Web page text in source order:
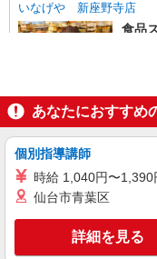
いなげや 新座野寺店
食品
魚、
て加算 ▼詳細は以下の通り 日・祝日／時給125円
増 7:00〜
望の
集の
埼
パート
いなげや 新座東店
食品
あなたにおすすめ
個別指導講師
時給 1,040円〜1,390
仙台市青葉区
詳細を見る